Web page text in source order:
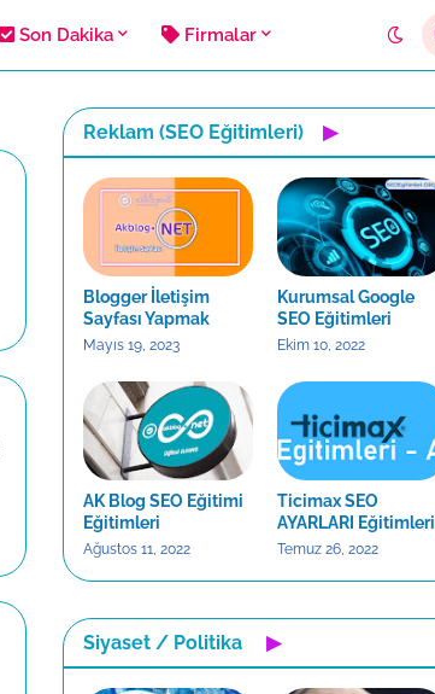
Son Dakika Firmalar
Reklam (SEO Eğitimleri) ▶
Blogger İletişim
Sayfası Yapmak
Mayıs 19, 2023
Kurumsal Google
SEO Eğitimleri
Ekim 10, 2022
AK Blog SEO Eğitimi
Eğitimleri
Ağustos 11, 2022
Ticimax SEO
AYARLARI Eğitimleri
Temuz 26, 2022
Siyaset / Politika ▶